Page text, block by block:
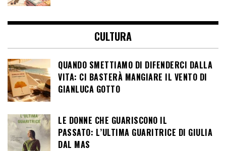
CULTURA
QUANDO SMETTIAMO DI DIFENDERCI DALLA
VITA: CI BASTERÀ MANGIARE IL VENTO DI
GIANLUCA GOTTO
LE DONNE CHE GUARISCONO IL
PASSATO: L’ULTIMA GUARITRICE DI GIULIA
DAL MAS